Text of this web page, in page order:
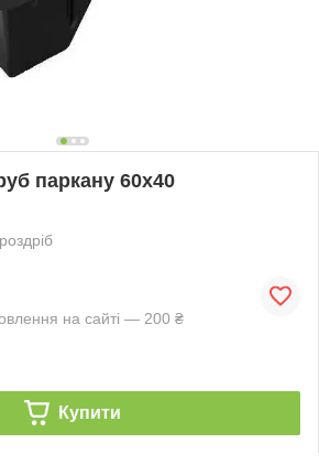
паркану 60х40
на сайті — 200 ₴
Купити